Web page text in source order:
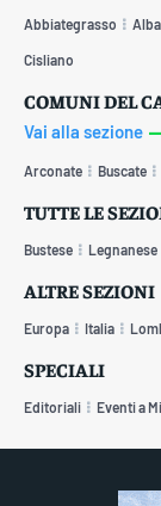
Abbiategrasso
Cisliano
COMUNI DEL
Vai alla sezione
Arconate Buscate
TUTTE LE
Bustese Legnanese
ALTRE SEZIONI
Europa Italia
SPECIALI
Editoriali Eventi a